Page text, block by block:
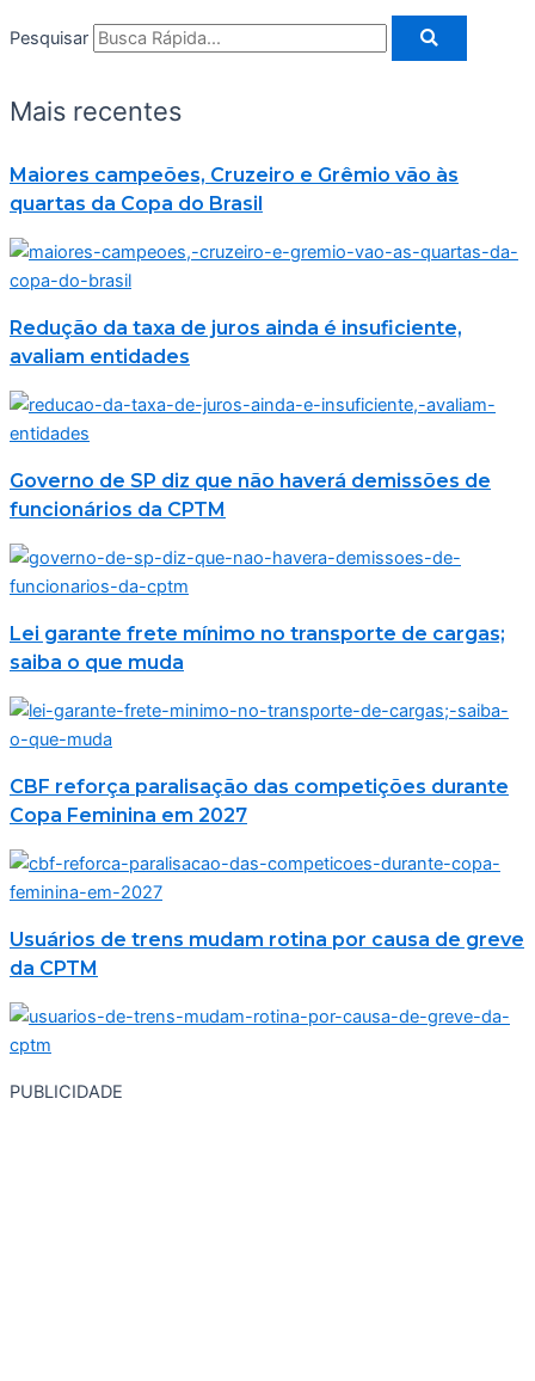
Pesquisar
Mais recentes
Maiores campeões, Cruzeiro e Grêmio vão às
quartas da Copa do Brasil
Redução da taxa de juros ainda é insuficiente,
avaliam entidades
Governo de SP diz que não haverá demissões de
funcionários da CPTM
Lei garante frete mínimo no transporte de cargas;
saiba o que muda
CBF reforça paralisação das competições durante
Copa Feminina em 2027
Usuários de trens mudam rotina por causa de greve
da CPTM
PUBLICIDADE